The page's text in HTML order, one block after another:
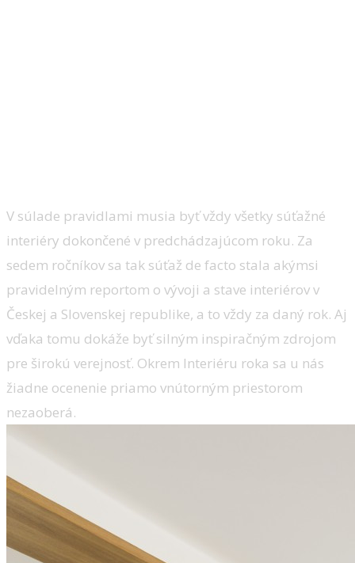
V súlade pravidlami musia byť vždy všetky súťažné
interiéry dokončené v predchádzajúcom roku. Za
sedem ročníkov sa tak súťaž de facto stala akýmsi
pravidelným reportom o vývoji a stave interiérov v
Českej a Slovenskej republike, a to vždy za daný rok. Aj
vďaka tomu dokáže byť silným inspiračným zdrojom
pre širokú verejnosť. Okrem Interiéru roka sa u nás
žiadne ocenenie priamo vnútorným priestorom
nezaoberá.